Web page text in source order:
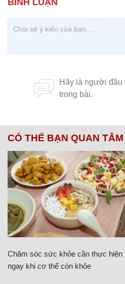
CÓ THỂ BẠN QUAN TÂM
Chăm sóc sức khỏe cần thực hiện
ngay khi cơ thể còn khỏe